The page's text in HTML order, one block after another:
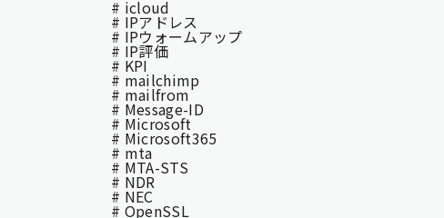
# icloud
# IPアドレス
# IPウォームアップ
# IP評価
# KPI
# mailchimp
# mailfrom
# Message-ID
# Microsoft
# Microsoft365
# mta
# MTA-STS
# NDR
# NEC
# OpenSSL